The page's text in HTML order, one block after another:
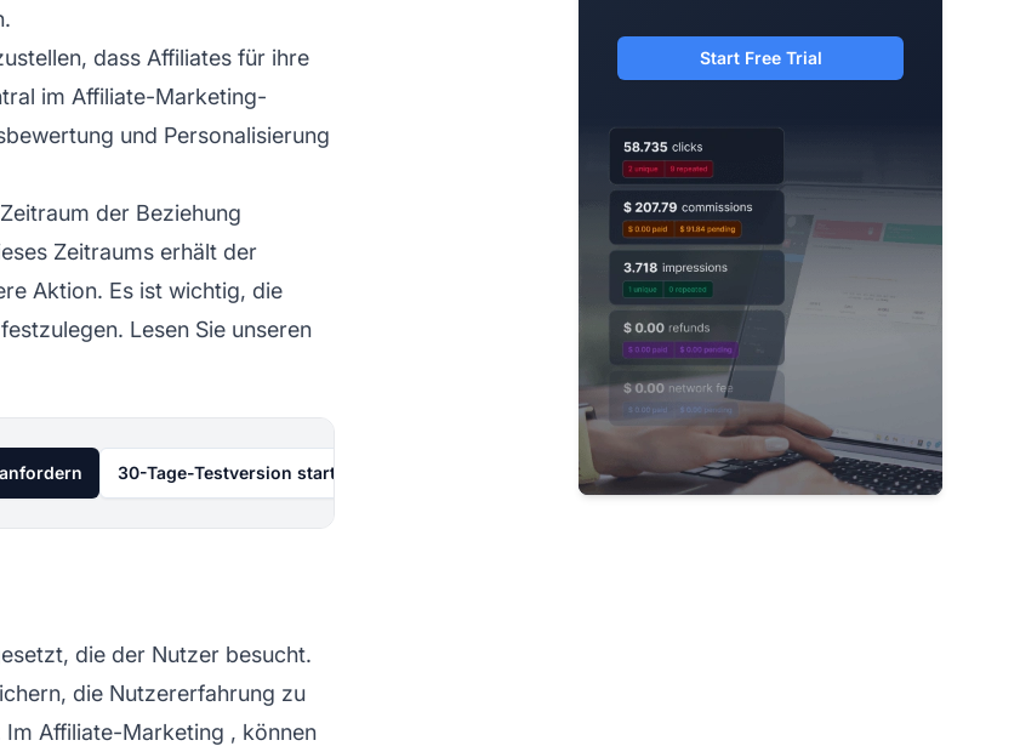
dass Affiliates für ihre
im Affiliate-Marketing-
und Personalisierung
der Beziehung
Zeitraums erhält der
Aktion. Es ist wichtig, die
Lesen Sie unseren
30-Tage-Testversion starten
die der Nutzer besucht.
die Nutzererfahrung zu
Im Affiliate-Marketing , können
Start Free Trial